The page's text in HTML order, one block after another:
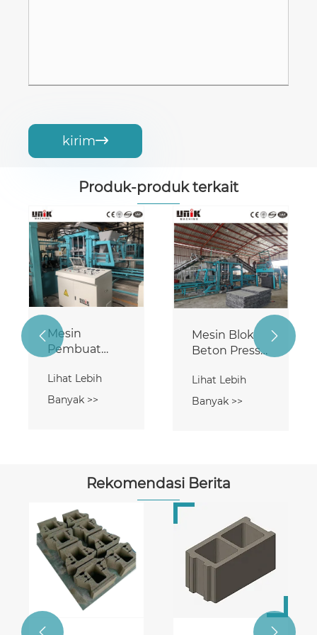
kirim
Produk-produk terkait
Mesin
Pembuat
Semen
Lihat Lebih
Banyak >>
Mesin Blok
Beton Press
Lihat Lebih
Banyak >>
 
Rekomendasi Berita
 